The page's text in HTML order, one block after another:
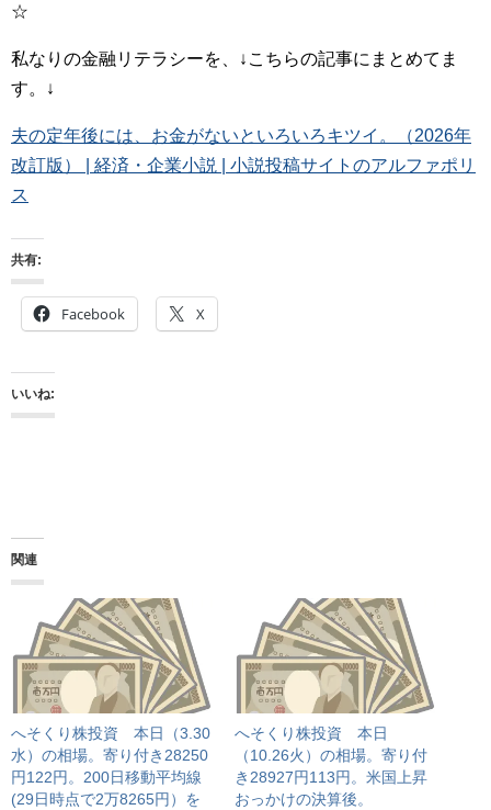
☆
私なりの金融リテラシーを、↓こちらの記事にまとめてま
す。↓
夫の定年後には、お金がないといろいろキツイ。（2026年
改訂版） | 経済・企業小説 | 小説投稿サイトのアルファポリ
ス
共有:
Facebook X
いいね:
関連
へそくり株投資 本日（3.30
水）の相場。寄り付き28250
円122円。200日移動平均線
(29日時点で2万8265円）を
へそくり株投資 本日
（10.26火）の相場。寄り付
き28927円113円。米国上昇
おっかけの決算後。